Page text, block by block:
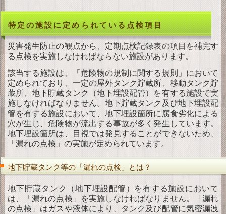
特定の施設に定められている点検項目
災害発生防止の観点から、定期点検記録表の項目を補完す
る点検を実施しなければならない施設があります。
該当する施設は、「危険物の規制に関する規則」において
定められており、一定の屋外タンク貯蔵所、移動タンク貯
蔵所、地下貯蔵タンク（地下埋設配管）を有する施設で実
施しなければなりません。地下貯蔵タンク及び地下埋設配
管を有する施設において、地下埋設箇所に腐食劣化による
穴が生じ、危険物が流出する事故が多く発生しています。
地下埋設箇所は、目視では発見することができないため、
「漏れの点検」の実施が定められています。
地下貯蔵タンク等の「漏れの点検」とは？
地下貯蔵タンク（地下埋設配管）を有する施設において
は、「漏れの点検」を実施しなければなりません。「漏れ
の点検」はガスや液体により、タンク及び配管に気密漏洩